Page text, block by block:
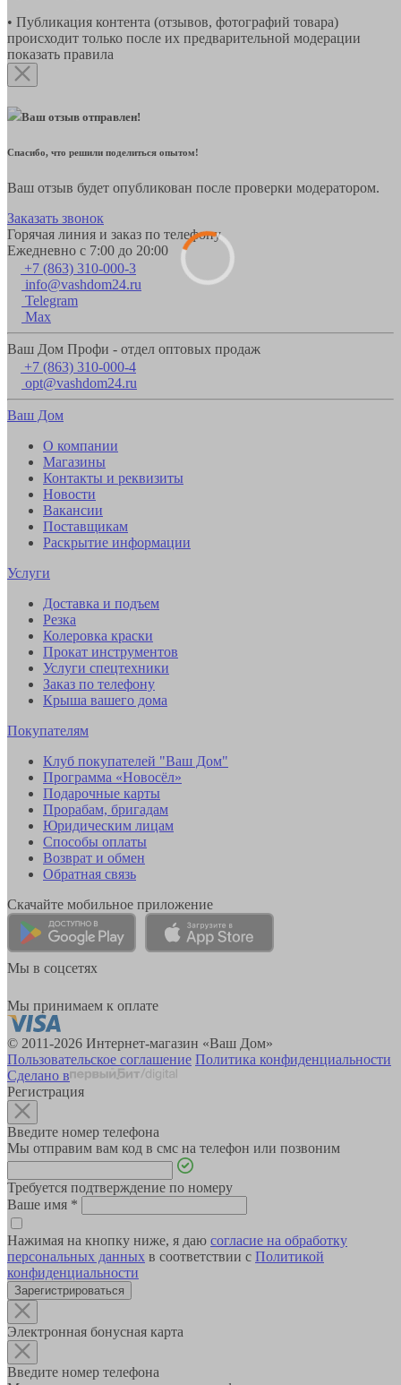
• Публикация контента (отзывов, фотографий товара)
происходит только после их предварительной модерации
показать правила
Ваш отзыв отправлен!
Спасибо, что решили поделиться опытом!
Ваш отзыв будет опубликован после проверки модератором.
Заказать звонок
Горячая линия и заказ по телефону
Ежедневно с 7:00 до 20:00
+7 (863) 310-000-3
info@vashdom24.ru
Telegram
Max
Ваш Дом Профи - отдел оптовых продаж
+7 (863) 310-000-4
opt@vashdom24.ru
Ваш Дом
О компании
Магазины
Контакты и реквизиты
Новости
Вакансии
Поставщикам
Раскрытие информации
Услуги
Доставка и подъем
Резка
Колеровка краски
Прокат инструментов
Услуги спецтехники
Заказ по телефону
Крыша вашего дома
Покупателям
Клуб покупателей "Ваш Дом"
Программа «Новосёл»
Подарочные карты
Прорабам, бригадам
Юридическим лицам
Способы оплаты
Возврат и обмен
Обратная связь
Скачайте мобильное приложение
Мы в соцсетях
Мы принимаем к оплате
© 2011-2026 Интернет-магазин «Ваш Дом»
Пользовательское соглашение Политика конфиденциальности
Сделано в
Регистрация
Введите номер телефона
Мы отправим вам код в смс на телефон или позвоним
Требуется подтверждение по номеру
Ваше имя *
Нажимая на кнопку ниже, я даю согласие на обработку
персональных данных в соответствии с Политикой
конфиденциальности
Зарегистрироваться
Электронная бонусная карта
Введите номер телефона